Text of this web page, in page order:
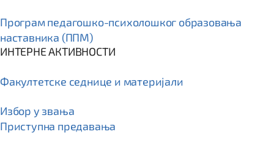
Програм пeдагошко-психолошког образовања
наставника (ППМ)
ИНТЕРНЕ АКТИВНОСТИ
Факултетске седнице и материјали
Избор у звања
Приступна предавања